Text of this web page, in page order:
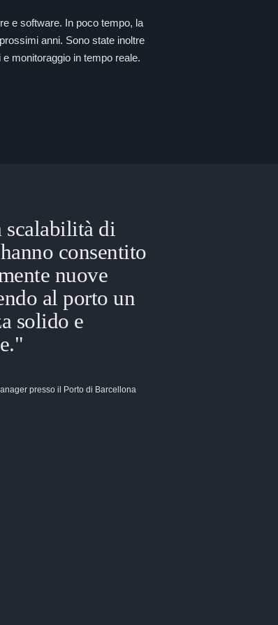
e software. In poco tempo, la
anni. Sono state inoltre
monitoraggio in tempo reale.
di
consentito
nuove
al porto un
solido e
presso il Porto di Barcellona